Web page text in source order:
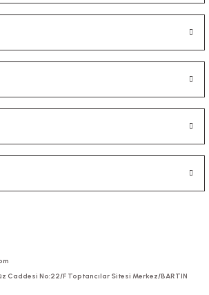
Caddesi No:22/F Toptancılar Sitesi Merkez/BARTIN